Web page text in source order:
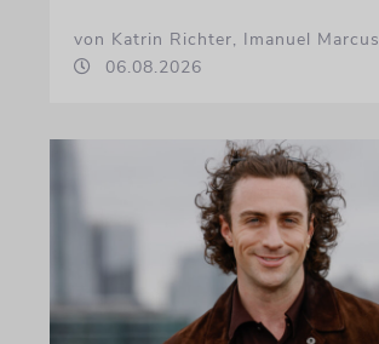
von Katrin Richter, Imanuel Marcus
06.08.2026